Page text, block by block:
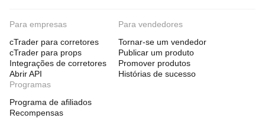
Para empresas
cTrader para corretores
cTrader para props
Integrações de corretores
Abrir API
Para vendedores
Tornar-se um vendedor
Publicar um produto
Promover produtos
Histórias de sucesso
Programas
Programa de afiliados
Recompensas